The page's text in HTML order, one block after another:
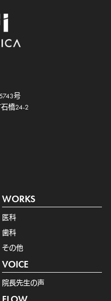
号
橋24-2
WORKS
医科
歯科
その他
VOICE
院長先生の声